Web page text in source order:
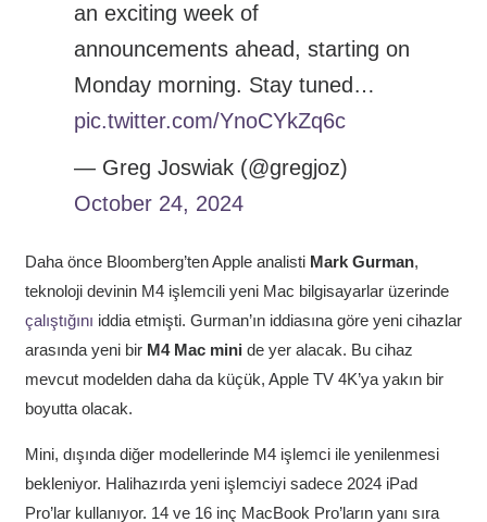
an exciting week of
announcements ahead, starting on
Monday morning. Stay tuned…
pic.twitter.com/YnoCYkZq6c
— Greg Joswiak (@gregjoz)
October 24, 2024
Daha önce Bloomberg’ten Apple analisti Mark Gurman,
teknoloji devinin M4 işlemcili yeni Mac bilgisayarlar üzerinde
çalıştığını iddia etmişti. Gurman’ın iddiasına göre yeni cihazlar
arasında yeni bir M4 Mac mini de yer alacak. Bu cihaz
mevcut modelden daha da küçük, Apple TV 4K’ya yakın bir
boyutta olacak.
Mini, dışında diğer modellerinde M4 işlemci ile yenilenmesi
bekleniyor. Halihazırda yeni işlemciyi sadece 2024 iPad
Pro’lar kullanıyor. 14 ve 16 inç MacBook Pro’ların yanı sıra